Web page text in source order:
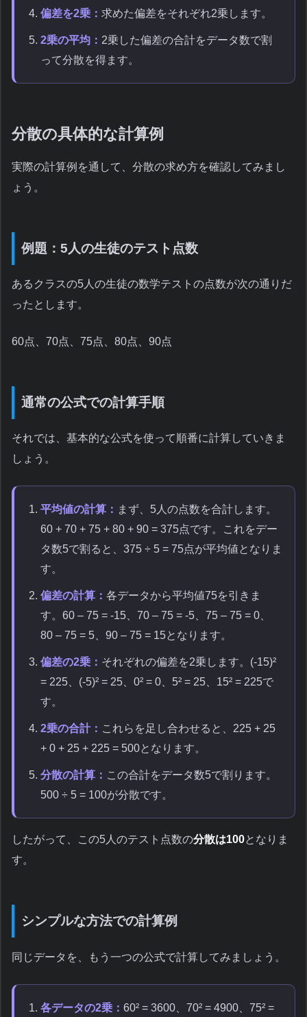
偏差を2乗： 求めた偏差をそれぞれ2乗します。
2乗の平均： 2乗した偏差の合計をデータ数で割
って分散を得ます。
分散の具体的な計算例
実際の計算例を通して、分散の求め方を確認してみまし
ょう。
例題：5人の生徒のテスト点数
あるクラスの5人の生徒の数学テストの点数が次の通りだ
ったとします。
60点、70点、75点、80点、90点
通常の公式での計算手順
それでは、基本的な公式を使って順番に計算していきま
しょう。
平均値の計算： まず、5人の点数を合計します。
60 + 70 + 75 + 80 + 90 = 375点です。これをデー
タ数5で割ると、375 ÷ 5 = 75点が平均値となりま
す。
偏差の計算： 各データから平均値75を引きま
す。60 – 75 = -15、70 – 75 = -5、75 – 75 = 0、
80 – 75 = 5、90 – 75 = 15となります。
偏差の2乗： それぞれの偏差を2乗します。(-15)²
= 225、(-5)² = 25、0² = 0、5² = 25、15² = 225で
す。
2乗の合計： これらを足し合わせると、225 + 25
+ 0 + 25 + 225 = 500となります。
分散の計算： この合計をデータ数5で割ります。
500 ÷ 5 = 100が分散です。
したがって、この5人のテスト点数の分散は100となりま
す。
シンプルな方法での計算例
同じデータを、もう一つの公式で計算してみましょう。
各データの2乗： 60² = 3600、70² = 4900、75² =